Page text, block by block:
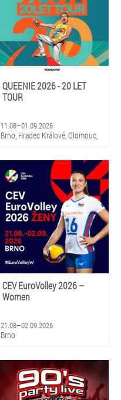
QUEENIE 2026 - 20 LET
TOUR
11.08–01.09.2026
Brno, Hradec Králové, Olomouc,
CEV EuroVolley 2026 –
Women
21.08–02.09.2026
Brno